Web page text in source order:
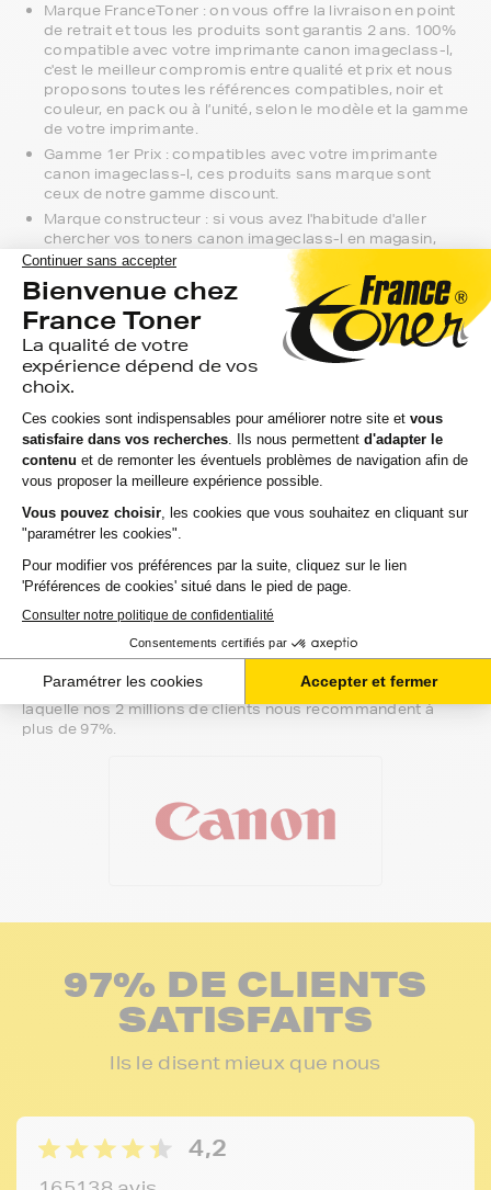
Marque FranceToner : on vous offre la livraison en point
de retrait et tous les produits sont garantis 2 ans. 100%
compatible avec votre imprimante canon imageclass-l,
c'est le meilleur compromis entre qualité et prix et nous
proposons toutes les références compatibles, noir et
couleur, en pack ou à l’unité, selon le modèle et la gamme
de votre imprimante.
Gamme 1er Prix : compatibles avec votre imprimante
canon imageclass-l, ces produits sans marque sont
ceux de notre gamme discount.
Marque constructeur : si vous avez l'habitude d'aller
chercher vos toners canon imageclass-l en magasin,
gagnez du temps en vous faisant livrer directement chez
vous.
Si vous avez la moindre question sur la
compatibilité de votre produit avec votre
imprimante canon imageclass-l, nous
sommes à votre écoute.
Notre équipe de conseillers saura vous accompagner sur le
meilleur choix ou sur l'installation de vos toners. Ils sont
disponibles soit par message au sein de votre espace client
ou directement par téléphone.
de manière complètement sécurisée. Plusieurs moyens de
paiements sont proposés selon vos besoins.
Il ne reste plus à vos toners pour canon imageclass-l de
trouve votre commande grâce au lien de suivi que nous
toners est souvent assez urgent. C'est la raison pour
laquelle nos 2 millions de clients nous recommandent à
plus de 97%.
97% DE CLIENTS
SATISFAITS
Ils le disent mieux que nous
4,2